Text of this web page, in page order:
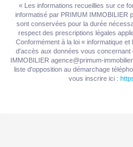
Energétique
Consommation
énergie primaire
« Les informations recueillies sur ce
informatisé par PRIMUM IMMOBILIER
sont conservées pour la durée
respect des prescriptions légales
Conformément à la loi « informatique
d'accès aux données vous concernant
IMMOBILIER agence@primum-
liste d'opposition au démarchage
vous inscrire ici :